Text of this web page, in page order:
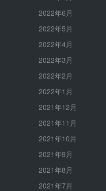
2022年6月
2022年5月
2022年4月
2022年3月
2022年2月
2022年1月
2021年12月
2021年11月
2021年10月
2021年9月
2021年8月
2021年7月